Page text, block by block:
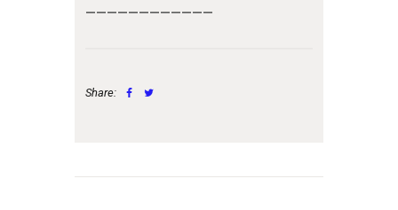
————————————
Share: